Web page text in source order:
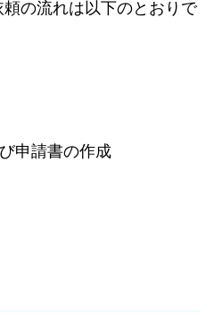
の流れは以下のとおりで
申請書の作成